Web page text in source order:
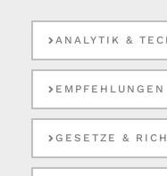
ANALYTIK &
GESETZE &